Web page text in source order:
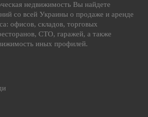
недвижимость Вы найдете
со всей Украины о продаже и аренде
офисов, складов, торговых
СТО, гаражей, а также
иных профилей.